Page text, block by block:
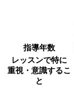
指導年数
レッスンで特に
重視・意識するこ
と